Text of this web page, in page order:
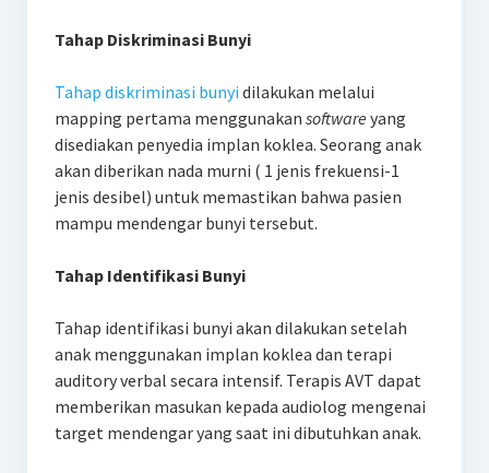
Tahap Diskriminasi Bunyi
Tahap diskriminasi bunyi dilakukan melalui
mapping pertama menggunakan software yang
disediakan penyedia implan koklea. Seorang anak
akan diberikan nada murni ( 1 jenis frekuensi-1
jenis desibel) untuk memastikan bahwa pasien
mampu mendengar bunyi tersebut.
Tahap Identifikasi Bunyi
Tahap identifikasi bunyi akan dilakukan setelah
anak menggunakan implan koklea dan terapi
auditory verbal secara intensif. Terapis AVT dapat
memberikan masukan kepada audiolog mengenai
target mendengar yang saat ini dibutuhkan anak.